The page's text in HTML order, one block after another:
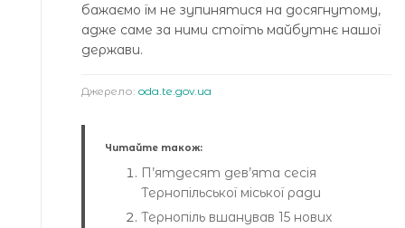
бажаємо їм не зупинятися на досягнутому,
адже саме за ними стоїть майбутнє нашої
держави.
Джерело: oda.te.gov.ua
Читайте також:
П’ятдесят дев’ята сесія
Тернопільської міської ради
Тернопіль вшанував 15 нових